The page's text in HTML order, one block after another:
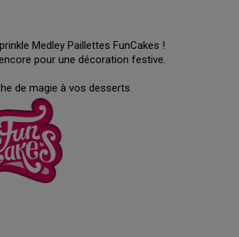
Medley Paillettes FunCakes !
pour une décoration festive.
de magie à vos desserts.